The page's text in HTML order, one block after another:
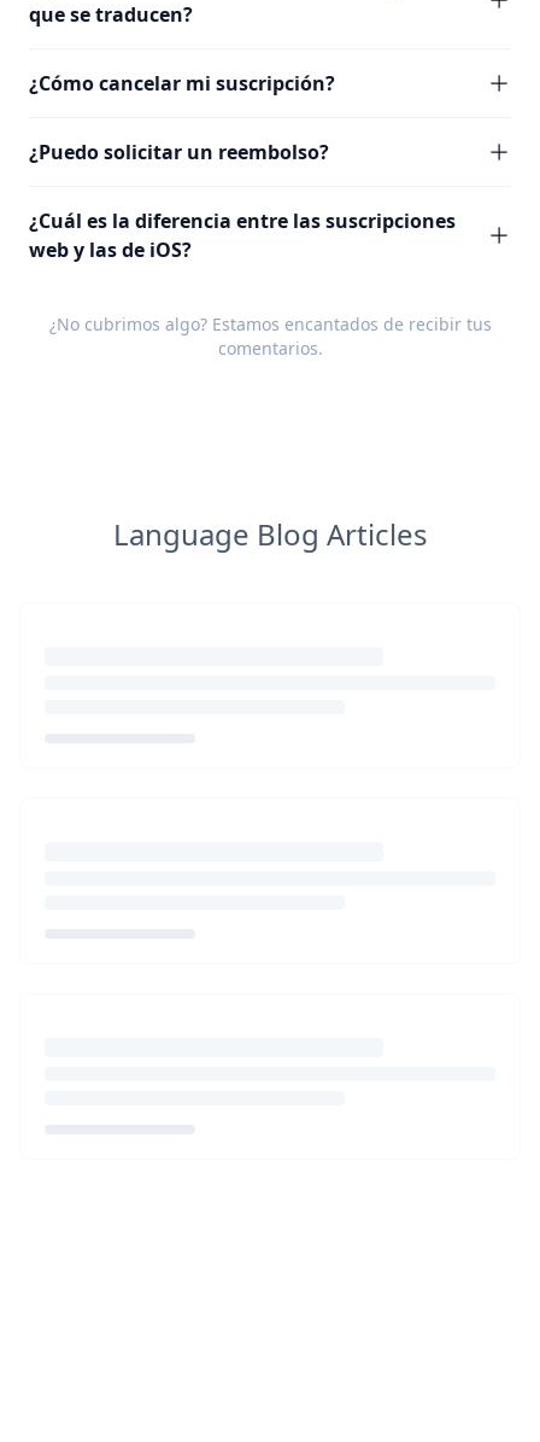
que se traducen?
¿Cómo cancelar mi suscripción?
¿Puedo solicitar un reembolso?
¿Cuál es la diferencia entre las suscripciones
web y las de iOS?
¿No cubrimos algo? Estamos encantados de recibir tus
comentarios.
Language Blog Articles